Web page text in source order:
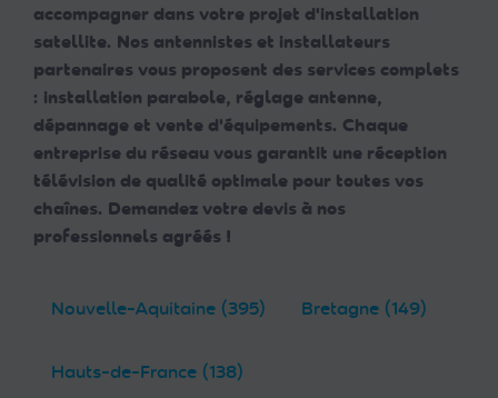
accompagner dans votre projet d'installation
satellite. Nos antennistes et installateurs
partenaires vous proposent des services complets
: installation parabole, réglage antenne,
dépannage et vente d'équipements. Chaque
entreprise du réseau vous garantit une réception
télévision de qualité optimale pour toutes vos
chaînes. Demandez votre devis à nos
professionnels agréés !
Nouvelle-Aquitaine (395) Bretagne (149)
Hauts-de-France (138)